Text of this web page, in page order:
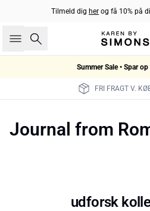
Tilmeld dig her og få 10% på
Søg
Summer Sale • Spar
FRI FRAGT V.
Journal from
udforsk